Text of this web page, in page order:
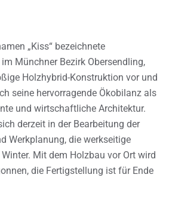
„Kiss“ bezeichnete
Münchner Bezirk Obersendling,
Holzhybrid-Konstruktion vor und
seine hervorragende Ökobilanz als
und wirtschaftliche Architektur.
derzeit in der Bearbeitung der
Werkplanung, die werkseitige
Mit dem Holzbau vor Ort wird
die Fertigstellung ist für Ende